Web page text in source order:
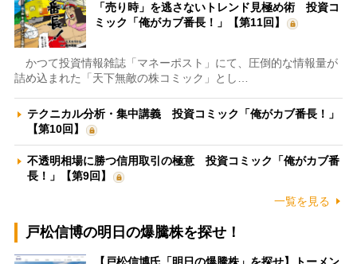
「売り時」を逃さないトレンド見極め術 投資コ
ミック「俺がカブ番長！」【第11回】
かつて投資情報雑誌「マネーポスト」にて、圧倒的な情報量が
詰め込まれた「天下無敵の株コミック」とし…
テクニカル分析・集中講義 投資コミック「俺がカブ番長！」
【第10回】
不透明相場に勝つ信用取引の極意 投資コミック「俺がカブ番
長！」【第9回】
一覧を見る
戸松信博の明日の爆騰株を探せ！